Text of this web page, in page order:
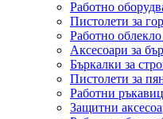
Работно
Пистолети за
Работно облекло
Аксесоари за
Бъркалки за
Пистолети за
Работни
Защитни